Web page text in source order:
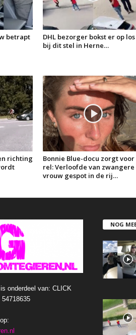
betrapt
DHL bezorger bokst er op los
bij dit stel in Herne…
richting
Bonnie Blue-docu zorgt voor
rel: Verloofde van zwangere
vrouw gespot in de rij…
onderdeel van: CLICK
NOG